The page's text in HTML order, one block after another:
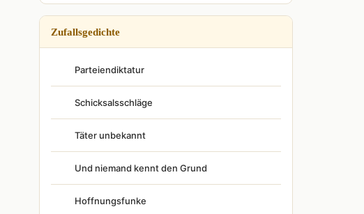
Zufallsgedichte
Parteiendiktatur
Schicksalsschläge
Täter unbekannt
Und niemand kennt den Grund
Hoffnungsfunke